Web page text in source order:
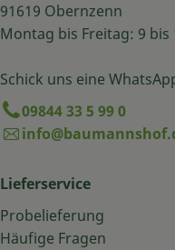
91619 Obernzenn
Montag bis Freitag: 9 bis
Schick uns eine
09844 33 5 99 0
Lieferservice
Probelieferung
Häufige Fragen